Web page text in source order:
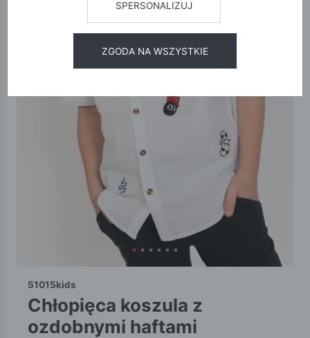
51015kids
chłopięca koszula z
ozdobnymi haftami
SPERSONALIZUJ
ZGODA NA WSZYSTKIE